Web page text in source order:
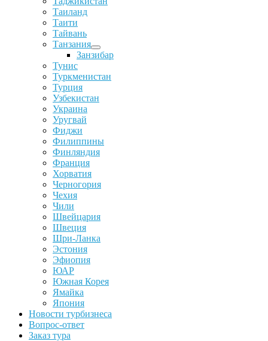
Таиланд
Таити
Тайвань
Танзания
Занзибар
Тунис
Туркменистан
Турция
Узбекистан
Украина
Уругвай
Фиджи
Филиппины
Финляндия
Франция
Хорватия
Черногория
Чехия
Чили
Швейцария
Швеция
Шри-Ланка
Эстония
Эфиопия
ЮАР
Южная Корея
Ямайка
Япония
Новости турбизнеса
Вопрос-ответ
Заказ тура